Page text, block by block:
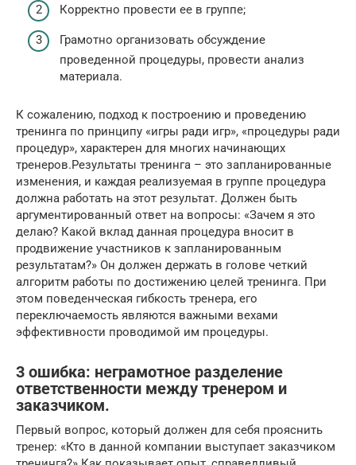
Корректно провести ее в группе;
Грамотно организовать обсуждение
проведенной процедуры, провести анализ
материала.
К сожалению, подход к построению и проведению
тренинга по принципу «игры ради игр», «процедуры ради
процедур», характерен для многих начинающих
тренеров.Результаты тренинга – это запланированные
изменения, и каждая реализуемая в группе процедура
должна работать на этот результат. Должен быть
аргументированный ответ на вопросы: «Зачем я это
делаю? Какой вклад данная процедура вносит в
продвижение участников к запланированным
результатам?» Он должен держать в голове четкий
алгоритм работы по достижению целей тренинга. При
этом поведенческая гибкость тренера, его
переключаемость являются важными вехами
эффективности проводимой им процедуры.
3 ошибка: неграмотное разделение
ответственности между тренером и
заказчиком.
Первый вопрос, который должен для себя прояснить
тренер: «Кто в данной компании выступает заказчиком